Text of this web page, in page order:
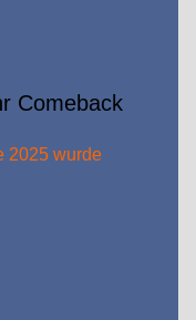
Comeback
2025 wurde